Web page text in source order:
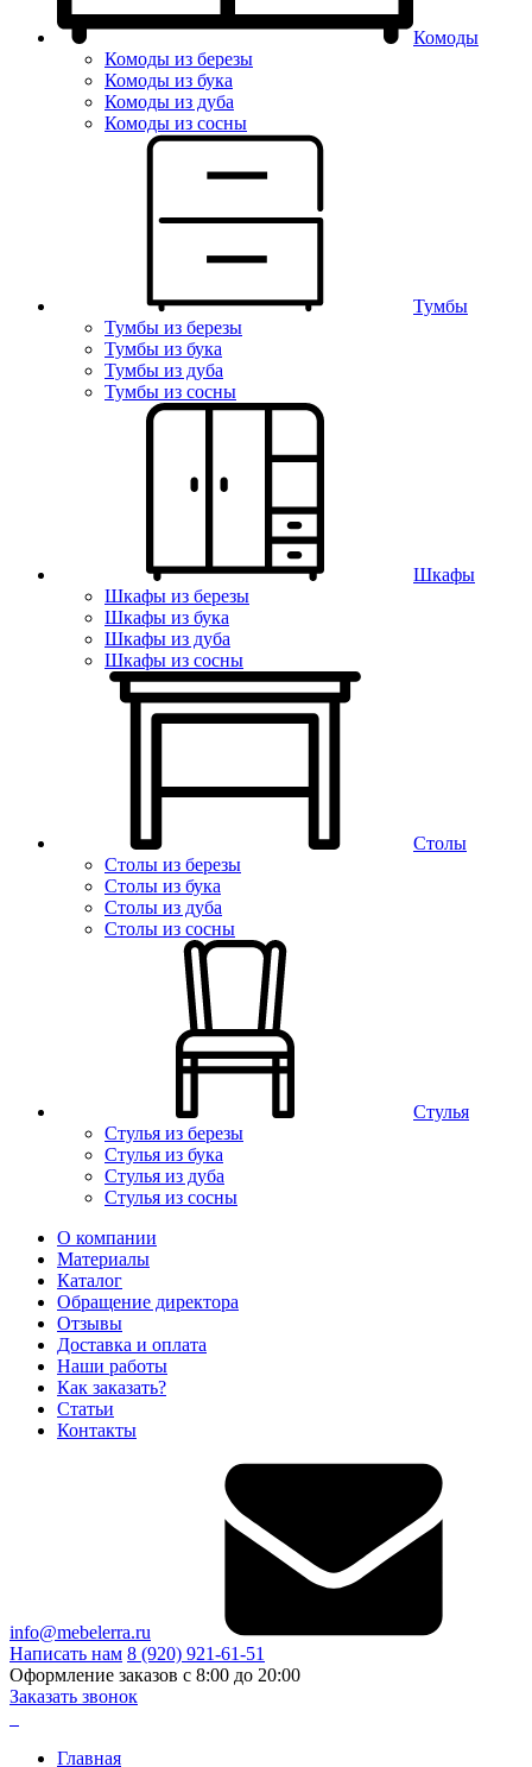
Комоды
Комоды из березы
Комоды из бука
Комоды из дуба
Комоды из сосны
Тумбы
Тумбы из березы
Тумбы из бука
Тумбы из дуба
Тумбы из сосны
Шкафы
Шкафы из березы
Шкафы из бука
Шкафы из дуба
Шкафы из сосны
Столы
Столы из березы
Столы из бука
Столы из дуба
Столы из сосны
Стулья
Стулья из березы
Стулья из бука
Стулья из дуба
Стулья из сосны
О компании
Материалы
Каталог
Обращение директора
Отзывы
Доставка и оплата
Наши работы
Как заказать?
Статьи
Контакты
info@mebelerra.ru
Написать нам 8 (920) 921-61-51
Оформление заказов с 8:00 до 20:00
Заказать звонок
Главная